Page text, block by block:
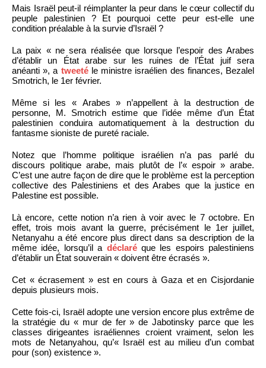
Mais Israël peut-il réimplanter la peur dans le cœur collectif du
peuple palestinien ? Et pourquoi cette peur est-elle une
condition préalable à la survie d’Israël ?
La paix « ne sera réalisée que lorsque l’espoir des Arabes
d’établir un État arabe sur les ruines de l’État juif sera
anéanti », a tweetéle ministre israélien des finances, Bezalel
Smotrich, le 1er février.
Même si les « Arabes » n’appellent à la destruction de
personne, M. Smotrich estime que l’idée même d’un État
palestinien conduira automatiquement à la destruction du
fantasme sioniste de pureté raciale.
Notez que l’homme politique israélien n’a pas parlé du
discours politique arabe, mais plutôt de l’« espoir » arabe.
C’est une autre façon de dire que le problème est la perception
collective des Palestiniens et des Arabes que la justice en
Palestine est possible.
Là encore, cette notion n’a rien à voir avec le 7 octobre. En
effet, trois mois avant la guerre, précisément le 1er juillet,
Netanyahu a été encore plus direct dans sa description de la
même idée, lorsqu’il a déclaréque les espoirs palestiniens
d’établir un État souverain « doivent être écrasés ».
Cet « écrasement » est en cours à Gaza et en Cisjordanie
depuis plusieurs mois.
Cette fois-ci, Israël adopte une version encore plus extrême de
la stratégie du « mur de fer » de Jabotinsky parce que les
classes dirigeantes israéliennes croient vraiment, selon les
mots de Netanyahou, qu’« Israël est au milieu d’un combat
pour (son) existence ».